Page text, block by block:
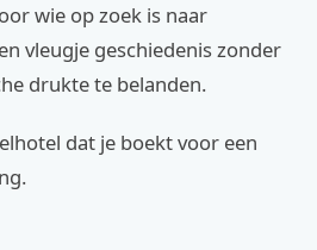
wie op zoek is naar
vleugje geschiedenis zonder
drukte te belanden.
dat je boekt voor een